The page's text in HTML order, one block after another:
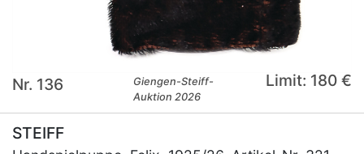
Nr. 136
Giengen-Steiff-
Auktion 2026
Limit: 180 €
STEIFF